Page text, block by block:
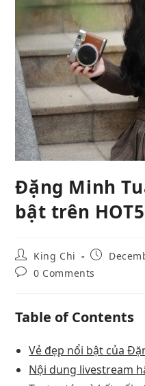
Đặng Minh
bật trên
King Chi
0 Comments
Table of Contents
Vẻ đẹp nổi bật của
Nội dung livestream